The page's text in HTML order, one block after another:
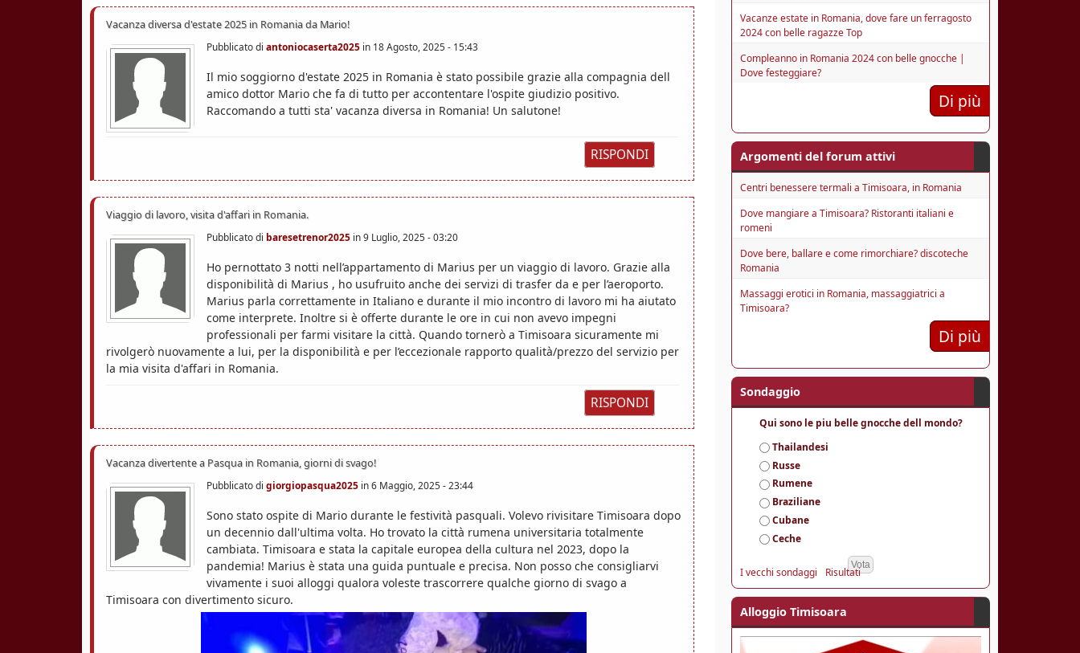
Vacanza diversa d'estate 2025 in Romania da Mario!
Pubblicato di antoniocaserta2025 in 18 Agosto, 2025 - 15:43
Il mio soggiorno d'estate 2025 in Romania è stato possibile grazie alla compagnia dell
amico dottor Mario che fa di tutto per accontentare l'ospite giudizio positivo.
Raccomando a tutti sta' vacanza diversa in Romania! Un salutone!
RISPONDI
Viaggio di lavoro, visita d'affari in Romania.
Pubblicato di baresetrenor2025 in9 Luglio, 2025 - 03:20
Ho pernottato 3 notti nell’appartamento di Marius per un viaggio di lavoro. Grazie alla
disponibilità di Marius , ho usufruito anche dei servizi di trasfer da e per l’aeroporto.
Marius parla correttamente in Italiano e durante il mio incontro di lavoro mi ha aiutato
come interprete. Inoltre si è offerte durante le ore in cui non avevo impegni
professionali per farmi visitare la città. Quando tornerò a Timisoara sicuramente mi
rivolgerò nuovamente a lui, per la disponibilità e per l’eccezionale rapporto qualità/prezzo del servizio per
la mia visita d'affari in Romania.
RISPONDI
Vacanza divertente a Pasqua in Romania, giorni di svago!
Pubblicato di giorgiopasqua2025 in6 Maggio, 2025 - 23:44
Sono stato ospite di Mario durante le festività pasquali. Volevo rivisitare Timisoara dopo
un decennio dall'ultima volta. Ho trovato la città rumena universitaria totalmente
cambiata. Timisoara e stata la capitale europea della cultura nel 2023, dopo la
pandemia! Marius è stata una guida puntuale e precisa. Non posso che consigliarvi
vivamente i suoi alloggi qualora voleste trascorrere qualche giorno di svago a
Timisoara con divertimento sicuro.
Vacanze estate in Romania, dove fare un ferragosto
2024 con belle ragazze Top
Compleanno in Romania 2024 con belle gnocche |
Dove festeggiare?
Di più
Argomenti del forum attivi
Centri benessere termali a Timisoara, in Romania
Dove mangiare a Timisoara? Ristoranti italiani e
romeni
Dove bere, ballare e come rimorchiare? discoteche
Romania
Massaggi erotici in Romania, massaggiatrici a
Timisoara?
Di più
Sondaggio
Qui sono le piu belle gnocche dell mondo?
S
c
e
l
t
e
Thailandesi
Russe
Rumene
Braziliane
Cubane
Ceche
I vecchi sondaggi Risultati
Alloggio Timisoara